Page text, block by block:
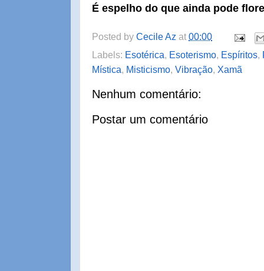
É espelho do que ainda pode
Posted by Cecile Az at 00:00
Labels: Esotérica, Esoterismo, Espíritos,
Mística, Misticismo, Vibração, Xamã
Nenhum comentário:
Postar um comentário